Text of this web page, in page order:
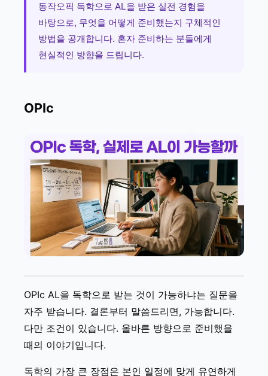
동작오픽 독학으로 AL을 받은 실전 경험을
바탕으로, 무엇을 어떻게 준비했는지 구체적인
방법을 공개합니다. 혼자 준비하는 분들에게
현실적인 방향을 드립니다.
OPIc
OPIc AL을 독학으로 받는 것이 가능하냐는 질문을
자주 받습니다. 결론부터 말씀드리면, 가능합니다.
다만 조건이 있습니다. 올바른 방향으로 준비했을
때의 이야기입니다.
독학의 가장 큰 장점은 본인 일정에 맞게 유연하게